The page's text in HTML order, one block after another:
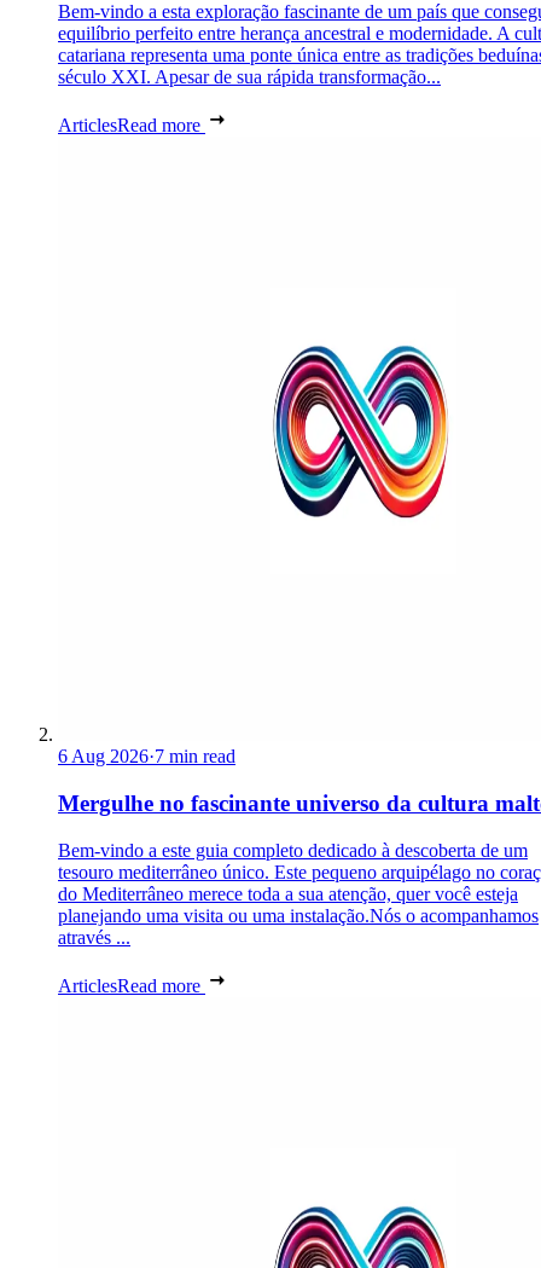
Bem-vindo a esta exploração fascinante de um país que
equilíbrio perfeito entre herança ancestral e modernidade. A
catariana representa uma ponte única entre as tradições
século XXI. Apesar de sua rápida transformação...
ArticlesRead more
6 Aug 2026·7 min read
Mergulhe no fascinante universo da cultura
Bem-vindo a este guia completo dedicado à descoberta de um
tesouro mediterrâneo único. Este pequeno arquipélago no
do Mediterrâneo merece toda a sua atenção, quer você esteja
planejando uma visita ou uma instalação.Nós o acompanhamos
através ...
ArticlesRead more